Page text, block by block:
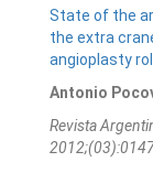
State of the
the extra
angioplasty
Antonio
Revista